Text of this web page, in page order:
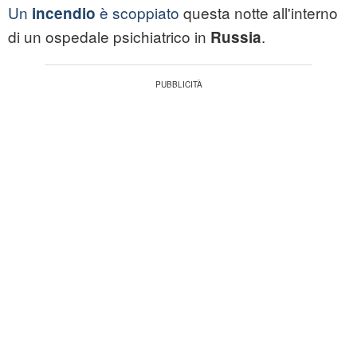
Un incendio è scoppiato questa notte all'interno
di un ospedale psichiatrico in Russia.